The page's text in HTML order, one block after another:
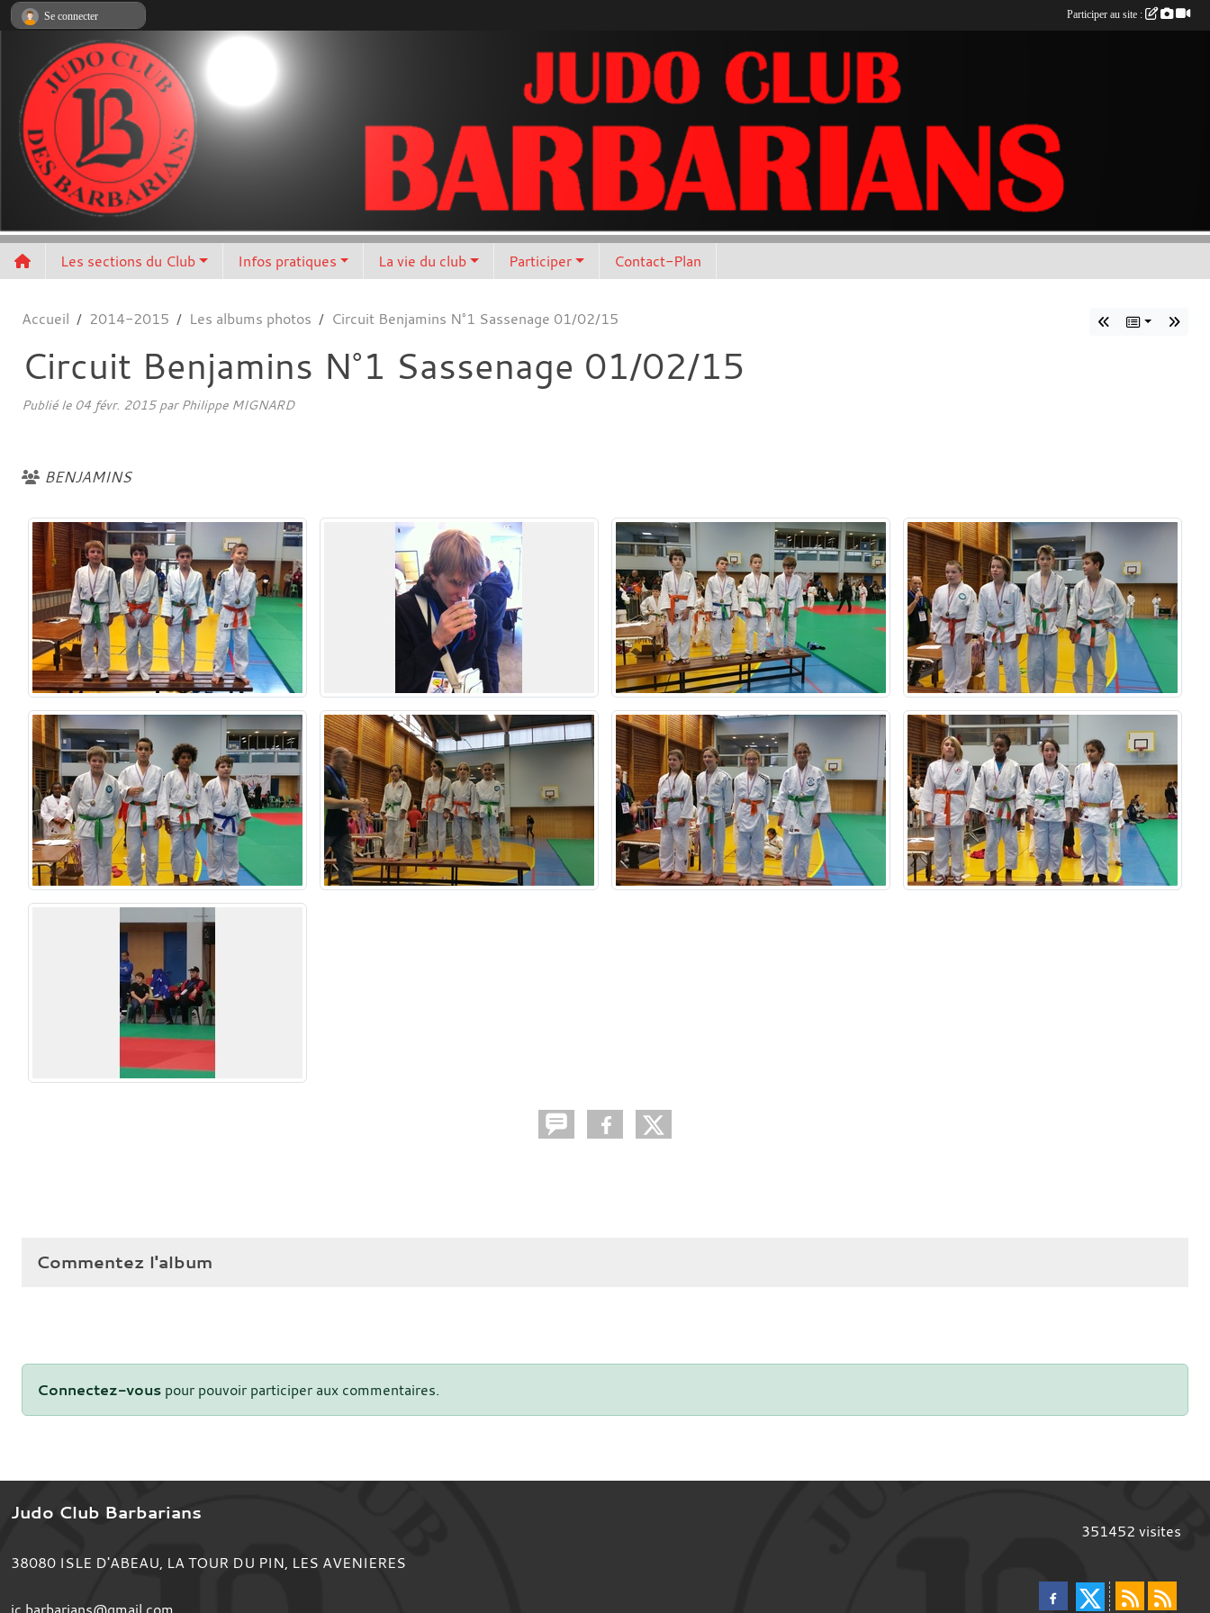
Les sections du Club Infos pratiques La vie du club Participer Contact-Plan
Accueil 2014-2015 Les albums photos Circuit Benjamins N°1 Sassenage 01/02/15
Circuit Benjamins N°1 Sassenage 01/02/15
Publié le 04 févr. 2015par Philippe MIGNARD
BENJAMINS
Commentez l'album
Connectez-vous pour pouvoir participer aux commentaires.
Judo Club Barbarians
38080 ISLE D'ABEAU, LA TOUR DU PIN, LES AVENIERES
351452 visites
Se connecter Participer au site :
Panneau de gestion des cookies